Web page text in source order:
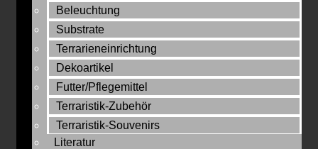
Beleuchtung
Substrate
Terrarieneinrichtung
Dekoartikel
Futter/Pflegemittel
Terraristik-Zubehör
Terraristik-Souvenirs
Literatur